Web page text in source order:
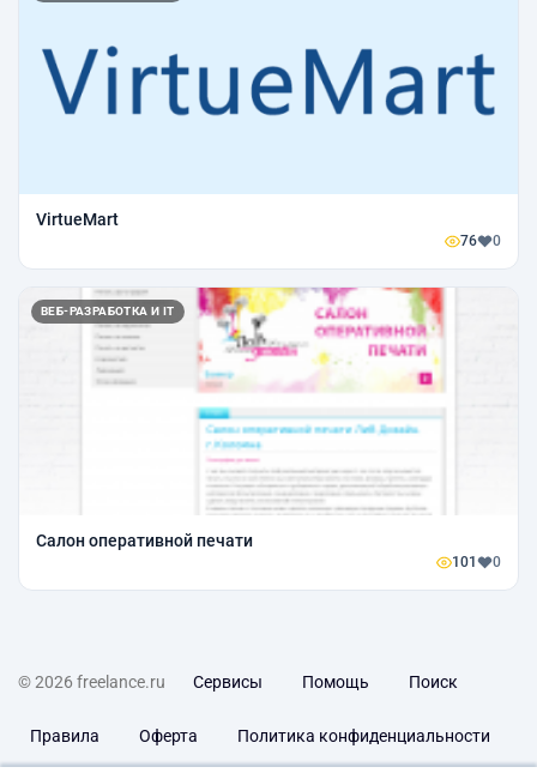
VirtueMart
76 0
ВЕБ-РАЗРАБОТКА И IT
Салон оперативной печати
101 0
© 2026 freelance.ru Сервисы Помощь Поиск
Правила Оферта Политика конфиденциальности